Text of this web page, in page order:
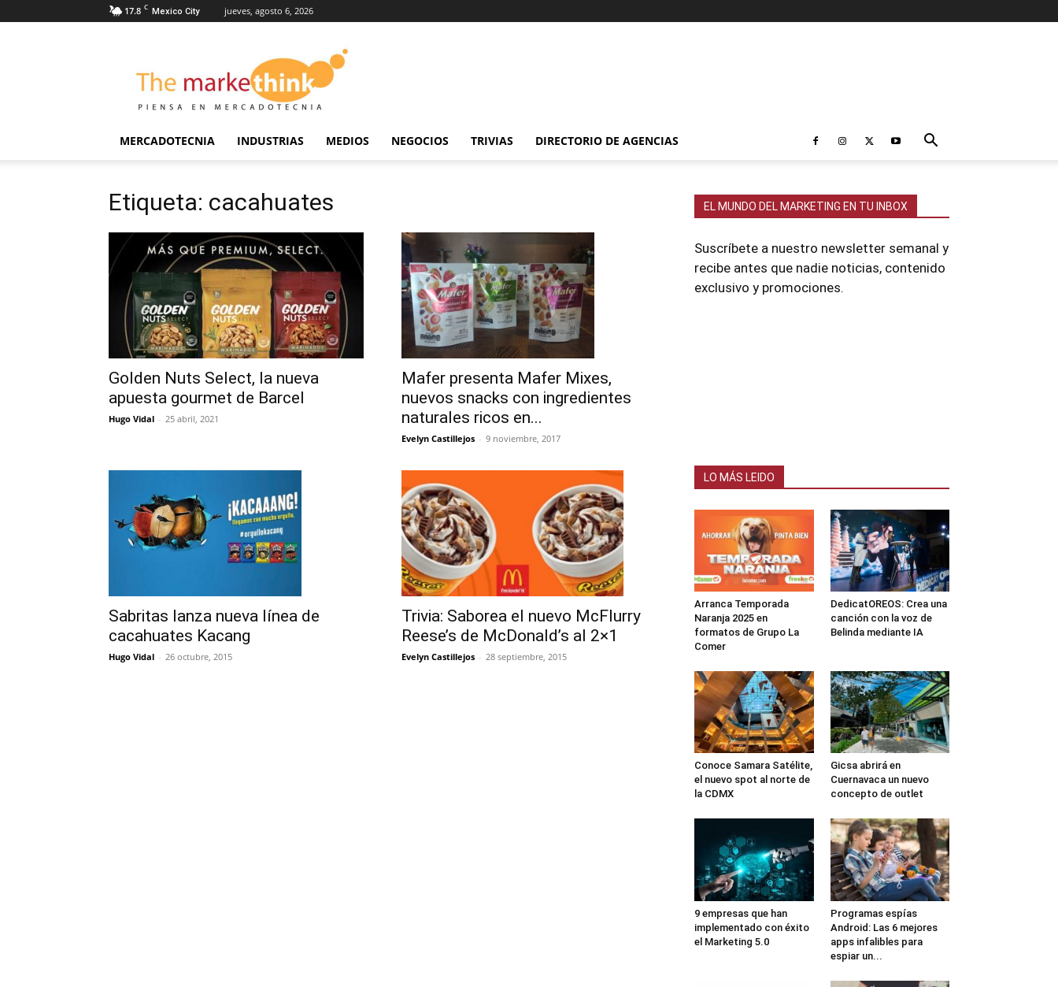
17.8 C Mexico City jueves, agosto 6, 2026
Markethink
MERCADOTECNIA INDUSTRIAS MEDIOS NEGOCIOS TRIVIAS DIRECTORIO DE AGENCIAS
Etiqueta: cacahuates
Golden Nuts Select, la nueva
apuesta gourmet de Barcel
Hugo Vidal - 25 abril, 2021
Mafer presenta Mafer Mixes,
nuevos snacks con ingredientes
naturales ricos en...
Evelyn Castillejos - 9 noviembre, 2017
Sabritas lanza nueva línea de
cacahuates Kacang
Hugo Vidal - 26 octubre, 2015
Trivia: Saborea el nuevo McFlurry
Reese’s de McDonald’s al 2×1
Evelyn Castillejos - 28 septiembre, 2015
EL MUNDO DEL MARKETING EN TU INBOX
Suscríbete a nuestro newsletter semanal y
recibe antes que nadie noticias, contenido
exclusivo y promociones.
LO MÁS LEIDO
Arranca Temporada
Naranja 2025 en
formatos de Grupo La
Comer
DedicatOREOS: Crea una
canción con la voz de
Belinda mediante IA
Conoce Samara Satélite,
el nuevo spot al norte de
la CDMX
Gicsa abrirá en
Cuernavaca un nuevo
concepto de outlet
9 empresas que han
implementado con éxito
el Marketing 5.0
Programas espías
Android: Las 6 mejores
apps infalibles para
espiar un...